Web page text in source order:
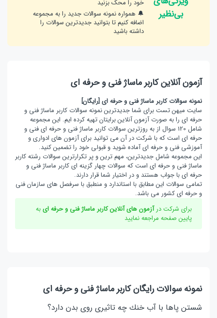
بی‌نظیر
خود را محک بزنید
🔔 همواره نمونه سوالات جدید را به مجموعه
اضافه کنیم تا بتوانید جدیدترین سوالات را
داشته باشید
آزمون آنلاین کاربر ماساژ فنی و حرفه ای
نمونه سوالات کاربر ماساژ فنی و حرفه ای [رایگان]
سایت میهن تست برای شما جدیدترین نمونه سوالات کاربر ماساژ فنی و
حرفه ای را به صورت آزمون آنلاین برایتان تهیه کرده ایم. این مجموعه
شامل 120 سوال از به روزترین سوالات کاربر ماساژ فنی و حرفه ای فنی و
حرفه ای است که با شرکت در آن می توانید برای آزمون های ادواری و
آموزشی فنی و حرفه ای آماده شوید و قبولی خود را تضمین کنید.
این مجموعه شامل جدیدترین، مهم ترین و پر تکرارترین سوالات رشته کاربر
ماساژ فنی و حرفه ای است که سوالات چهار گزینه ای کاربر ماساژ فنی و
حرفه ای با جواب هستند و در اختیار شما قرار دارند.
تمامی سوالات این مطابق با استاندارد و منطبق با سرفصل های سازمان فنی
و حرفه ای کشور می باشد.
برای شرکت درآزمون های آنلاین کاربر ماساژ فنی و حرفه ایبه
پایین صفحه مراجعه نمایید
نمونه سوالات رایگان کاربر ماساژ فنی و حرفه ای
شستن پاها با آب خنك چه تاثیری روی بدن دارد؟